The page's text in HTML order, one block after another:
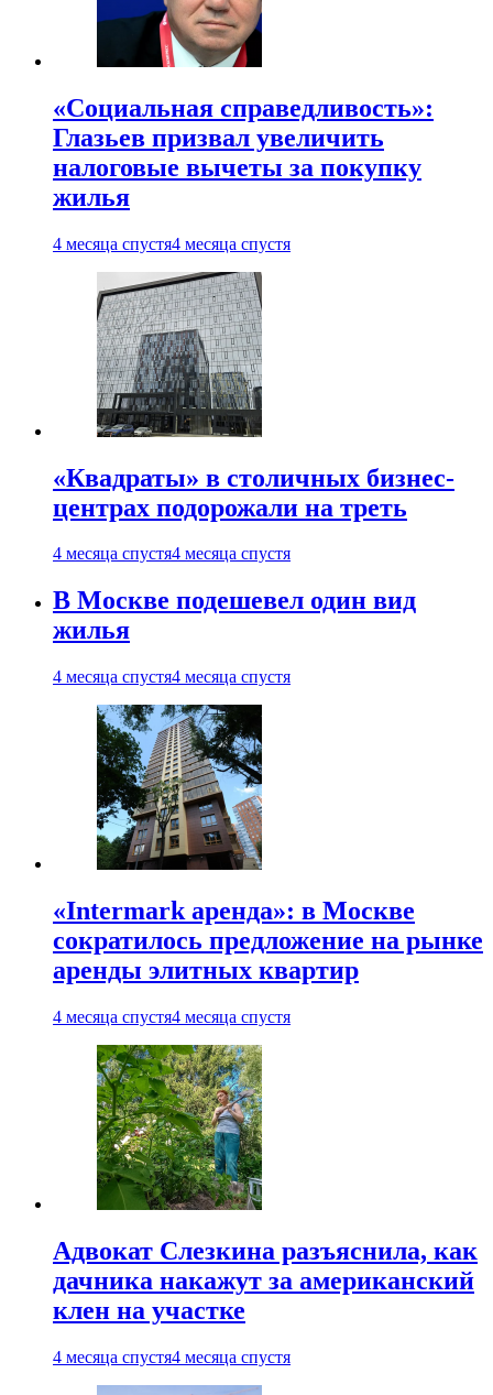
«Социальная справедливость»:
Глазьев призвал увеличить
налоговые вычеты за покупку
жилья
4 месяца спустя4 месяца спустя
«Квадраты» в столичных бизнес-
центрах подорожали на треть
4 месяца спустя4 месяца спустя
В Москве подешевел один вид
жилья
4 месяца спустя4 месяца спустя
«Intermark аренда»: в Москве
сократилось предложение на рынке
аренды элитных квартир
4 месяца спустя4 месяца спустя
Адвокат Слезкина разъяснила, как
дачника накажут за американский
клен на участке
4 месяца спустя4 месяца спустя